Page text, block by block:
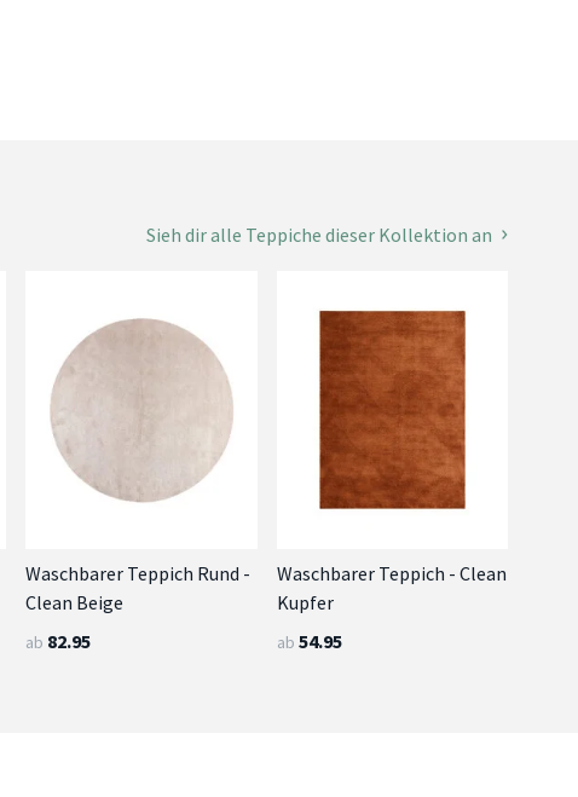
Sieh dir alle Teppiche dieser Kollektion an
Waschbarer Teppich Rund -
Clean Beige
ab 82.95
Waschbarer Teppich - Clean
Kupfer
ab 54.95